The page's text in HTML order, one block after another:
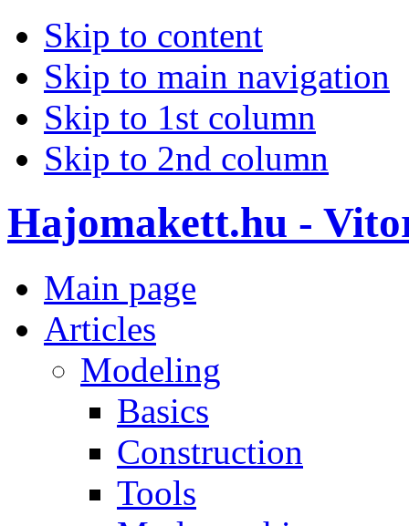
Skip to content
Skip to main navigation
Skip to 1st column
Skip to 2nd column
Hajomakett.hu -
Main page
Articles
Modeling
Basics
Construction
Tools